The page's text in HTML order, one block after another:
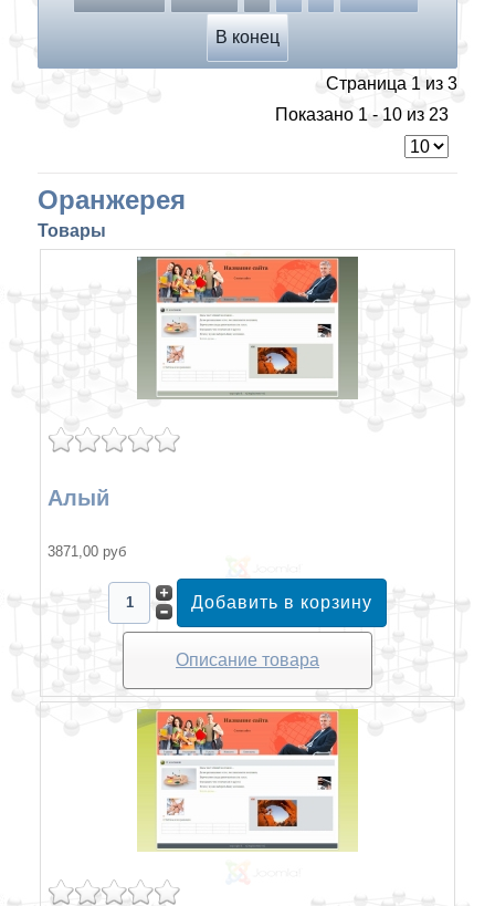
В конец
Страница 1 из 3
Показано 1 - 10 из 23
Оранжерея
Товары
Алый
3871,00 руб
Описание товара